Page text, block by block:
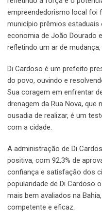
empreendedorismo local foi
município prêmios
economia de João Dourado
refletindo um ar de
Di Cardoso é um prefeito
do povo, ouvindo e
Sua coragem em enfrentar
drenagem da Rua Nova,
ousadia de realizar, é um
com a cidade.
A administração de Di
positiva, com 92,3% de
confiança e satisfação dos
popularidade de Di Cardoso
mais bem avaliados na
competente e eficaz.